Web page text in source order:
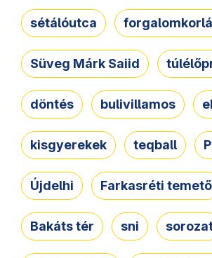
sétálóutca
Süveg Márk Saiid
döntés bulivillamos
kisgyerekek teqball
Újdelhi Farkasréti temető
Bakáts tér sni